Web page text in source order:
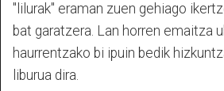
"lilurak" eraman zuen gehiago
bat garatzera. Lan horren emaitza
haurrentzako bi ipuin bedik
liburua dira.